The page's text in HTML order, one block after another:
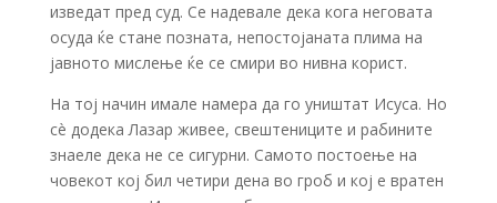
изведат пред суд. Се надевале дека кога неговата
осуда ќе стане позната, непостојаната плима на
јавното мислење ќе се смири во нивна корист.
На тој начин имале намера да го уништат Исуса. Но
сè додека Лазар живее, свештениците и рабините
знаеле дека не се сигурни. Самото постоење на
човекот кој бил четири дена во гроб и кој е вратен